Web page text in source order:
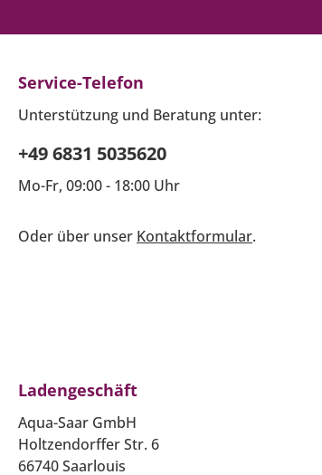
Service-Telefon
Unterstützung und Beratung unter:
+49 6831 5035620
Mo-Fr, 09:00 - 18:00 Uhr
Oder über unser Kontaktformular.
Ladengeschäft
Aqua-Saar GmbH
Holtzendorffer Str. 6
66740 Saarlouis